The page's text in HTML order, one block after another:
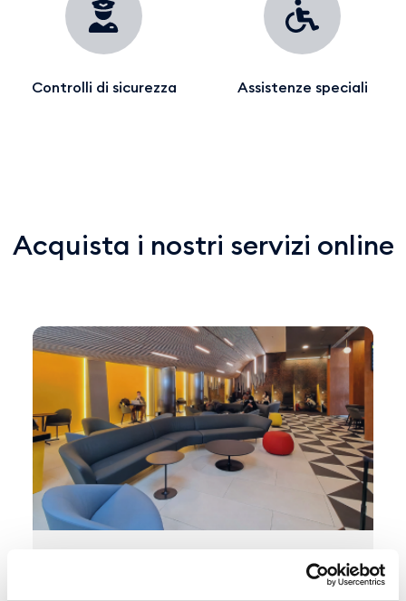
Controlli di sicurezza Assistenze speciali
Acquista i nostri servizi online